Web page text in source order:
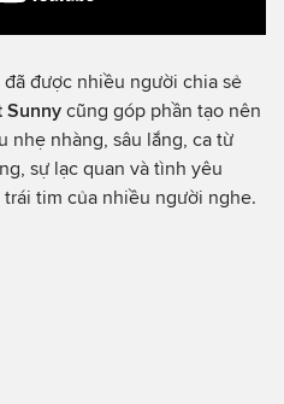
được nhiều người chia sẻ
Sunny cũng góp phần tạo nên
nhẹ nhàng, sâu lắng, ca từ
sự lạc quan và tình yêu
trái tim của nhiều người nghe.